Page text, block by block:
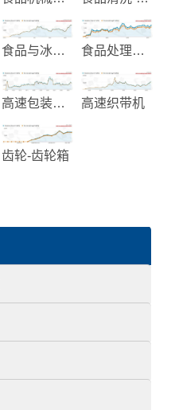
食品与冰品加工设备 食品处理加工机械
高速包装机械 高速织带机
齿轮-齿轮箱